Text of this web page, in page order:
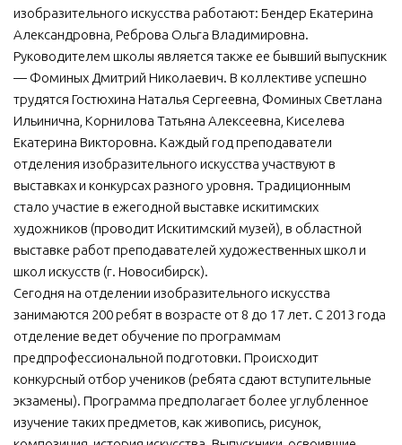
изобразительного искусства работают: Бендер Екатерина
Александровна, Реброва Ольга Владимировна.
Руководителем школы является также ее бывший выпускник
— Фоминых Дмитрий Николаевич. В коллективе успешно
трудятся Гостюхина Наталья Сергеевна, Фоминых Светлана
Ильинична, Корнилова Татьяна Алексеевна, Киселева
Екатерина Викторовна. Каждый год преподаватели
отделения изобразительного искусства участвуют в
выставках и конкурсах разного уровня. Традиционным
стало участие в ежегодной выставке искитимских
художников (проводит Искитимский музей), в областной
выставке работ преподавателей художественных школ и
школ искусств (г. Новосибирск).
Сегодня на отделении изобразительного искусства
занимаются 200 ребят в возрасте от 8 до 17 лет. С 2013 года
отделение ведет обучение по программам
предпрофессиональной подготовки. Происходит
конкурсный отбор учеников (ребята сдают вступительные
экзамены). Программа предполагает более углубленное
изучение таких предметов, как живопись, рисунок,